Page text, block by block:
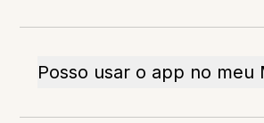
Posso usar o app no meu